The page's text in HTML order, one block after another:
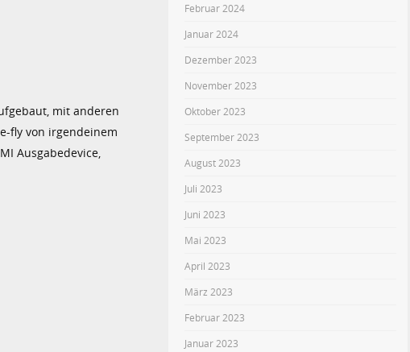
mit anderen
fly von irgendeinem
Ausgabedevice,
Februar 2024
Januar 2024
Dezember 2023
November 2023
Oktober 2023
September 2023
August 2023
Juli 2023
Juni 2023
Mai 2023
April 2023
März 2023
Februar 2023
Januar 2023